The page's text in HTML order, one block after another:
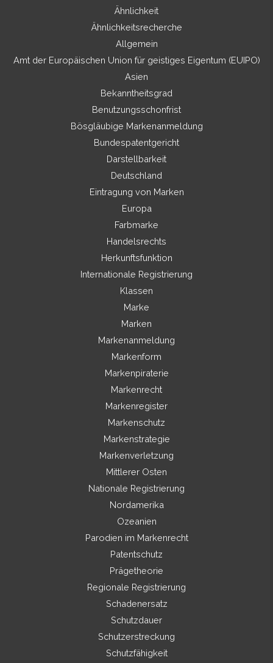
Ähnlichkeit
Ähnlichkeitsrecherche
Allgemein
Amt der Europäischen Union für geistiges Eigentum (EUIPO)
Asien
Bekanntheitsgrad
Benutzungsschonfrist
Bösgläubige Markenanmeldung
Bundespatentgericht
Darstellbarkeit
Deutschland
Eintragung von Marken
Europa
Farbmarke
Handelsrechts
Herkunftsfunktion
Internationale Registrierung
Klassen
Marke
Marken
Markenanmeldung
Markenform
Markenpiraterie
Markenrecht
Markenregister
Markenschutz
Markenstrategie
Markenverletzung
Mittlerer Osten
Nationale Registrierung
Nordamerika
Ozeanien
Parodien im Markenrecht
Patentschutz
Prägetheorie
Regionale Registrierung
Schadenersatz
Schutzdauer
Schutzerstreckung
Schutzfähigkeit